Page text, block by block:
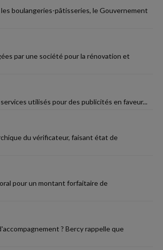
boulangeries-pâtisseries, le Gouvernement
par une société pour la rénovation et
utilisés pour des publicités en faveur...
du vérificateur, faisant état de
pour un montant forfaitaire de
? Bercy rappelle que